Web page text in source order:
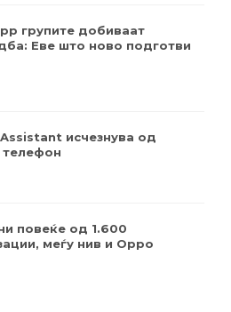
групите добиваат
Еве што ново подготви
исчезнува од
повеќе од 1.600
меѓу нив и Oppo